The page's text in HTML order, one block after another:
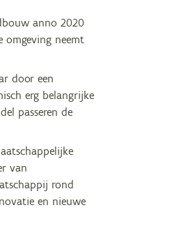
anno 2020
omgeving neemt
door een
erg belangrijke
passeren de
van
rond
en nieuwe